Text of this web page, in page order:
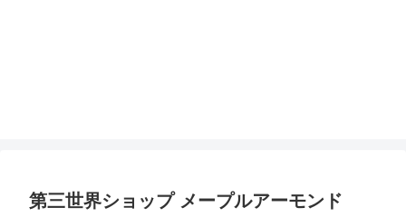
第三世界ショップ メープルアーモンド